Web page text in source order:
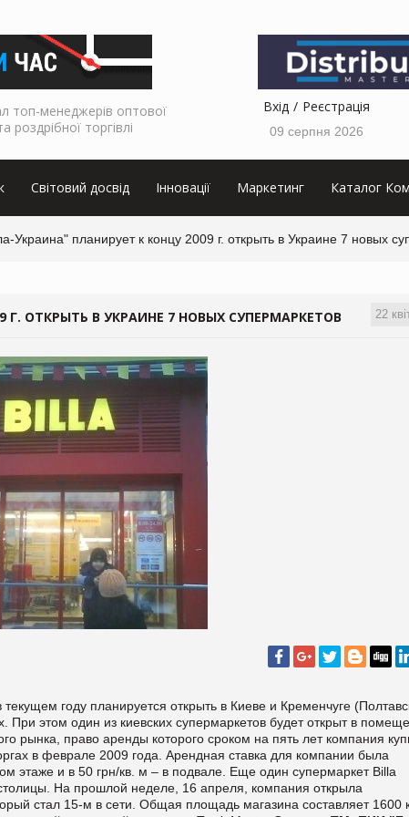
топ-менеджерів оптової
роздрібної торгівлі
Вхід Реєстрація
09 серпня 2026
Світовий досвід Інновації Маркетинг Каталог
Украина" планирует к концу 2009 г. открыть в Украине 7 новых
22
ОТКРЫТЬ В УКРАИНЕ 7 НОВЫХ СУПЕРМАРКЕТОВ
году планируется открыть в Киеве и Кременчуге
этом один из киевских супермаркетов будет открыт в
рынка, право аренды которого сроком на пять лет компания
в феврале 2009 года. Арендная ставка для компании была
этаже и в 50 грн/кв. м – в подвале. Еще один супермаркет Billa
На прошлой неделе, 16 апреля, компания открыла
стал 15-м в сети. Общая площадь магазина составляет 1600